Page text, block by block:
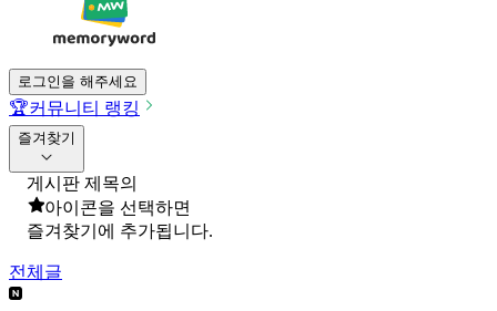
로그인을 해주세요
🏆커뮤니티 랭킹
즐겨찾기
게시판 제목의
아이콘을 선택하면
즐겨찾기에 추가됩니다.
전체글